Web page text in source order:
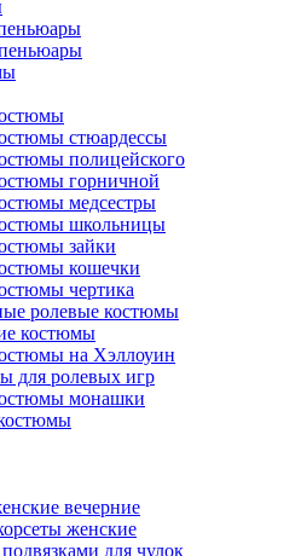
стюардессы
полицейского
горничной
медсестры
школьницы
зайки
кошечки
чертика
ролевые костюмы
костюмы
на Хэллоуин
для ролевых игр
монашки
вечерние
женские
для чулок